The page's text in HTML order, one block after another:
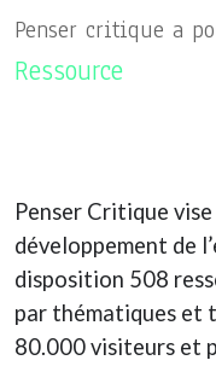
Penser critique a
Ressource
Penser Critique
développement de
disposition 508
par thématiques et
80.000 visiteurs et